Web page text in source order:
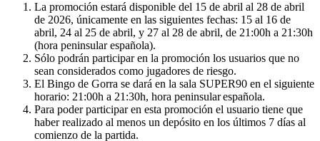
La promoción estará disponible del 15 de abril al 28 de abril
de 2026, únicamente en las siguientes fechas: 15 al 16 de
abril, 24 al 25 de abril, y 27 al 28 de abril, de 21:00h a 21:30h
(hora peninsular española).
Sólo podrán participar en la promoción los usuarios que no
sean considerados como jugadores de riesgo.
El Bingo de Gorra se dará en la sala SUPER90 en el siguiente
horario: 21:00h a 21:30h, hora peninsular española.
Para poder participar en esta promoción el usuario tiene que
haber realizado al menos un depósito en los últimos 7 días al
comienzo de la partida.